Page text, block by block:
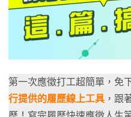
第一次應徵打工超簡單，免
行提供的履歷線上工具 ，跟